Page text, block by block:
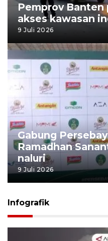
Pemprov Banten
akses kawasan
9 Juli 2026
Gabung
Ramadhan
naluri
9 Juli 2026
Infografik